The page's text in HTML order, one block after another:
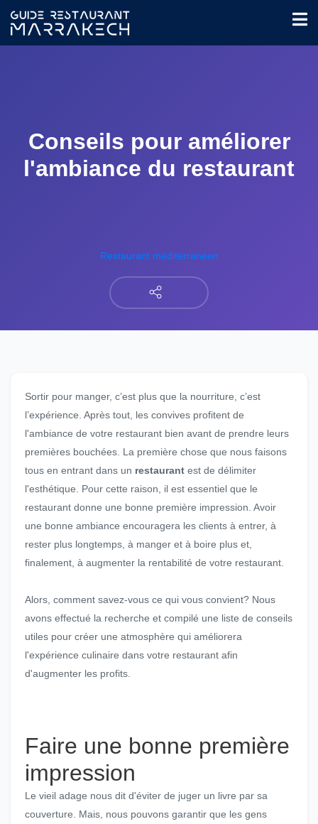
Conseils pour améliorer
l'ambiance du restaurant
Restaurant méditerranéen
Sortir pour manger, c’est plus que la nourriture, c’est
l’expérience. Après tout, les convives profitent de
l'ambiance de votre restaurant bien avant de prendre leurs
premières bouchées. La première chose que nous faisons
tous en entrant dans un restaurant est de délimiter
l'esthétique. Pour cette raison, il est essentiel que le
restaurant donne une bonne première impression. Avoir
une bonne ambiance encouragera les clients à entrer, à
rester plus longtemps, à manger et à boire plus et,
finalement, à augmenter la rentabilité de votre restaurant.
Alors, comment savez-vous ce qui vous convient? Nous
avons effectué la recherche et compilé une liste de conseils
utiles pour créer une atmosphère qui améliorera
l'expérience culinaire dans votre restaurant afin
d'augmenter les profits.
Faire une bonne première
impression
Le vieil adage nous dit d'éviter de juger un livre par sa
couverture. Mais, nous pouvons garantir que les gens